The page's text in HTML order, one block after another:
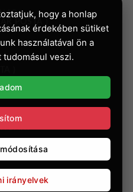
POSTA )
)
hogy a honlap
érdekében sütiket
használatával ön a
tudomásul veszi.
irányelvek